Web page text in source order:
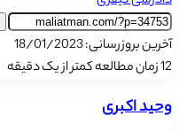
آخرین بروزرسانی: 18/01/2023
12زمان مطالعه کمتر از یک دقیقه
وحید اکبری